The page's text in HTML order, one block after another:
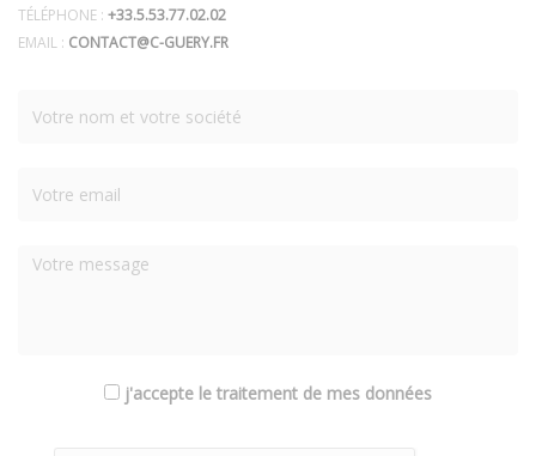
TÉLÉPHONE : +33.5.53.77.02.02
EMAIL : CONTACT@C-GUERY.FR
j'accepte le traitement de mes données